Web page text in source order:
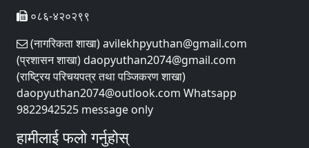
०८६-४२०२९९
(नागरिकता शाखा) avilekhpyuthan@gmail.com
(प्रशासन शाखा) daopyuthan2074@gmail.com
(राष्ट्रिय परिचयपत्र तथा पञ्‍जिकरण शाखा)
daopyuthan2074@outlook.com Whatsapp
9822942525 message only
हामीलाई फलो गर्नुहोस्